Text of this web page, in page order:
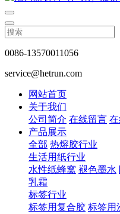
0086-13570011056
service@hetrun.com
网站首页
关于我们
公司简介 在线留言
产品展示
全部 热熔胶行业
生活用纸行业
水性纸蜂窝 褪色墨水
乳霜
标签行业
标签用复合胶 标签用